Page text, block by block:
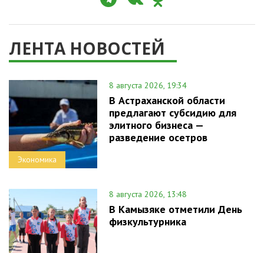
ЛЕНТА НОВОСТЕЙ
Экономика
8 августа 2026, 19:34
В Астраханской области
предлагают субсидию для
элитного бизнеса —
разведение осетров
8 августа 2026, 13:48
В Камызяке отметили День
физкультурника